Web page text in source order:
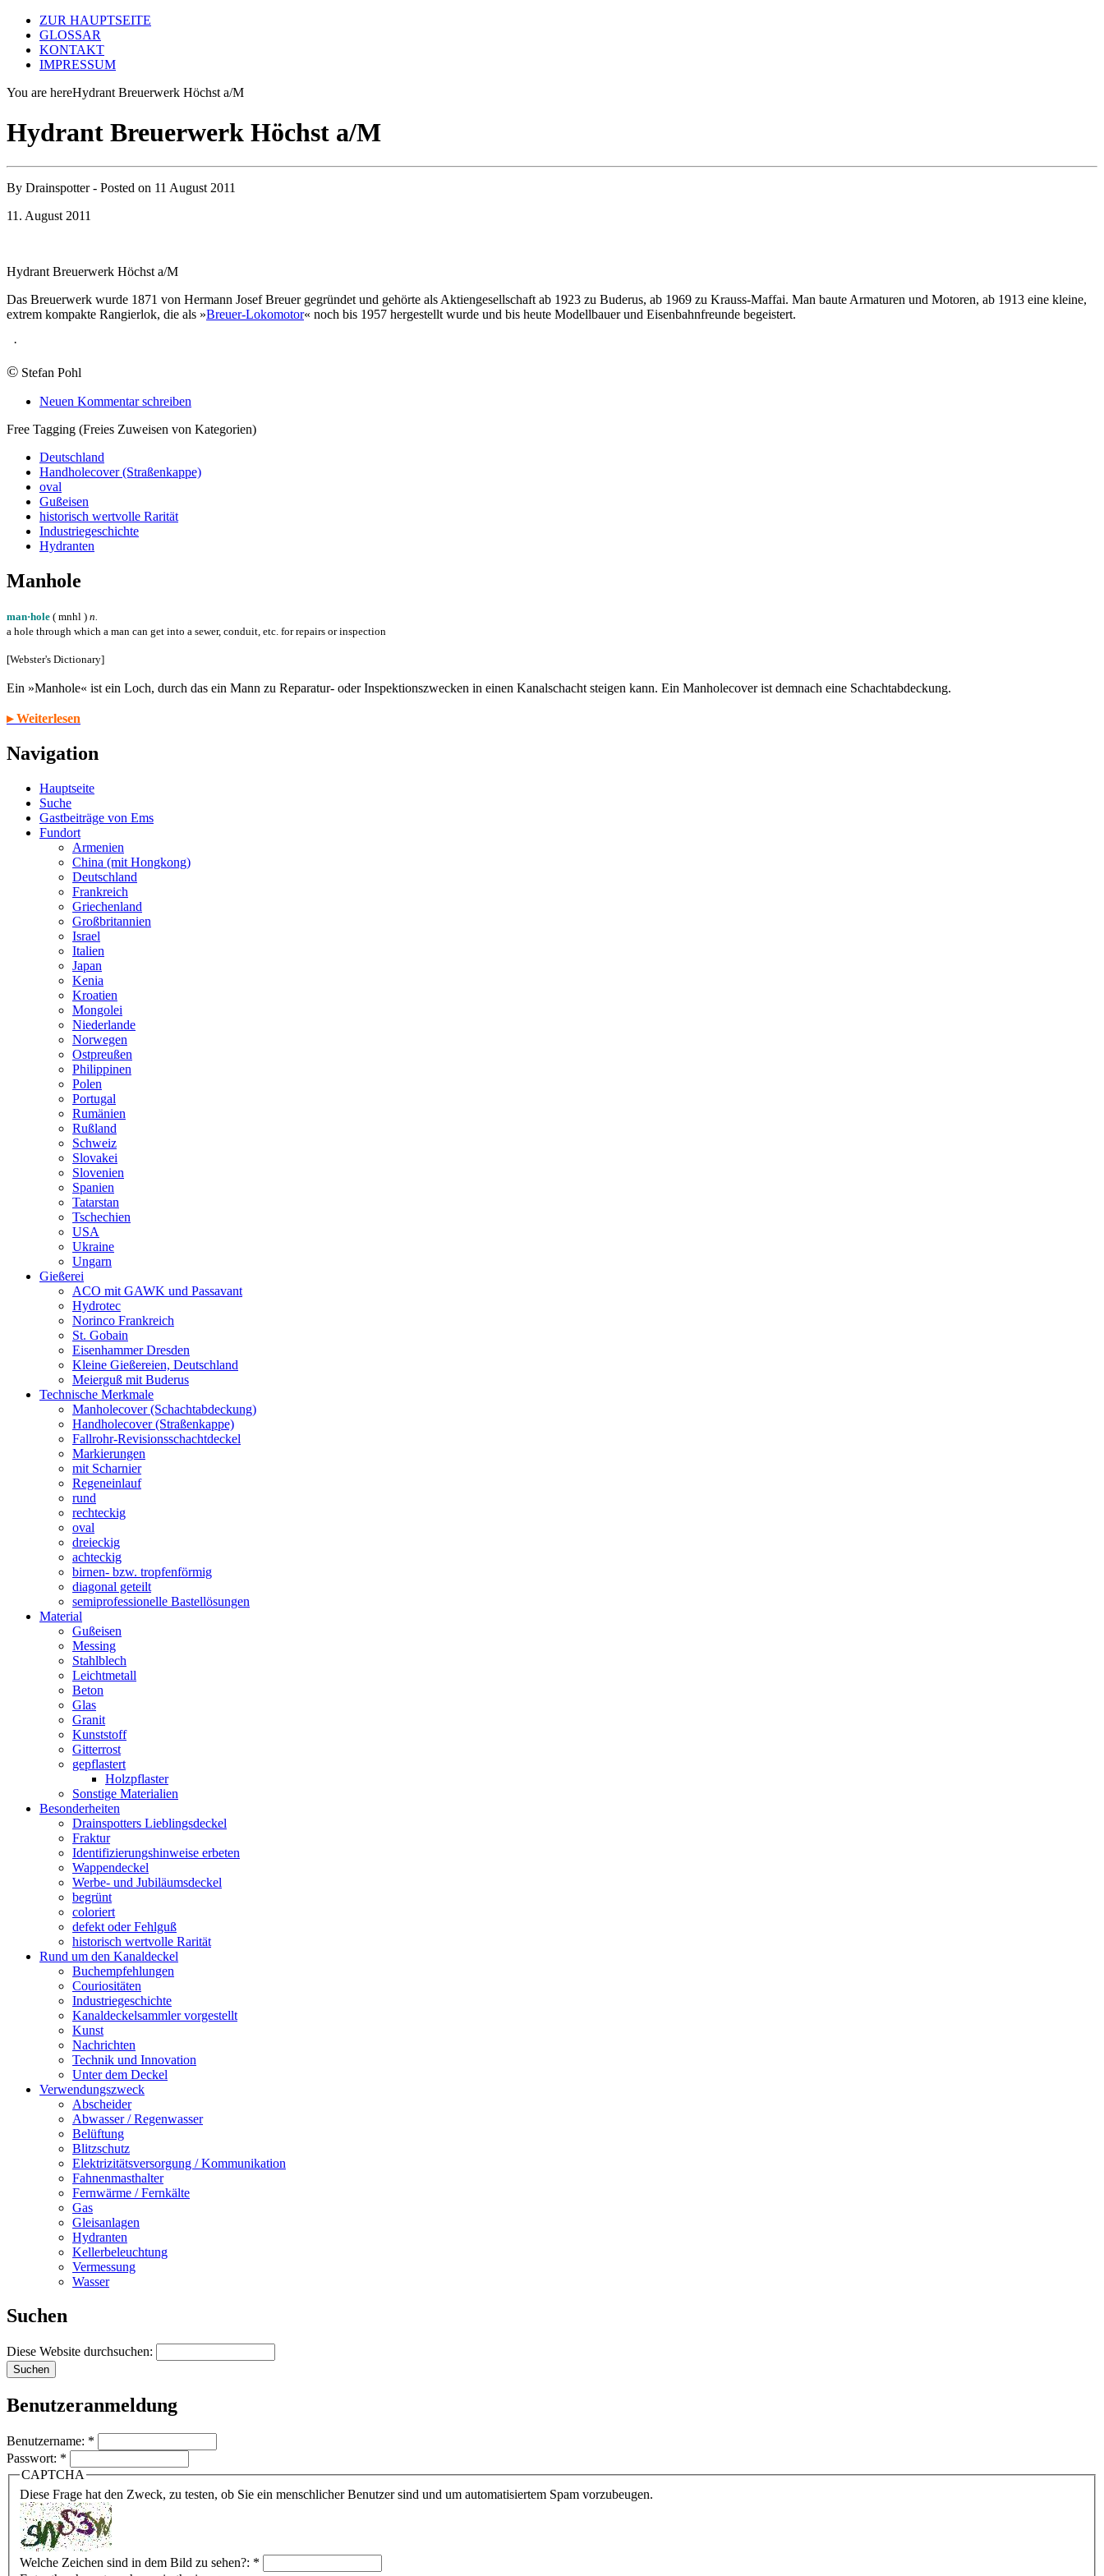
ZUR HAUPTSEITE
GLOSSAR
KONTAKT
IMPRESSUM
You are hereHydrant Breuerwerk Höchst a/M
Hydrant Breuerwerk Höchst a/M
By Drainspotter- Posted on 11 August 2011
11. August 2011
Hydrant Breuerwerk Höchst a/M
Das Breuerwerk wurde 1871 von Hermann Josef Breuer gegründet und gehörte als Aktiengesellschaft ab 1923 zu Buderus, ab 1969 zu Krauss-Maffai. Man baute Armaturen und Motoren, ab 1913 eine kleine,
extrem kompakte Rangierlok, die als »Breuer-Lokomotor« noch bis 1957 hergestellt wurde und bis heute Modellbauer und Eisenbahnfreunde begeistert.
·
© Stefan Pohl
Neuen Kommentar schreiben
Free Tagging (Freies Zuweisen von Kategorien)
Deutschland
Handholecover (Straßenkappe)
oval
Gußeisen
historisch wertvolle Rarität
Industriegeschichte
Hydranten
Manhole
man·hole ( mnhl ) n.
a hole through which a man can get into a sewer, conduit, etc. for repairs or inspection
[Webster's Dictionary]
Ein »Manhole« ist ein Loch, durch das ein Mann zu Reparatur- oder Inspektionszwecken in einen Kanalschacht steigen kann. Ein Manholecover ist demnach eine Schachtabdeckung.
▸ Weiterlesen
Navigation
Hauptseite
Suche
Gastbeiträge von Ems
Fundort
Armenien
China (mit Hongkong)
Deutschland
Frankreich
Griechenland
Großbritannien
Israel
Italien
Japan
Kenia
Kroatien
Mongolei
Niederlande
Norwegen
Ostpreußen
Philippinen
Polen
Portugal
Rumänien
Rußland
Schweiz
Slovakei
Slovenien
Spanien
Tatarstan
Tschechien
USA
Ukraine
Ungarn
Gießerei
ACO mit GAWK und Passavant
Hydrotec
Norinco Frankreich
St. Gobain
Eisenhammer Dresden
Kleine Gießereien, Deutschland
Meierguß mit Buderus
Technische Merkmale
Manholecover (Schachtabdeckung)
Handholecover (Straßenkappe)
Fallrohr-Revisionsschachtdeckel
Markierungen
mit Scharnier
Regeneinlauf
rund
rechteckig
oval
dreieckig
achteckig
birnen- bzw. tropfenförmig
diagonal geteilt
semiprofessionelle Bastellösungen
Material
Gußeisen
Messing
Stahlblech
Leichtmetall
Beton
Glas
Granit
Kunststoff
Gitterrost
gepflastert
Holzpflaster
Sonstige Materialien
Besonderheiten
Drainspotters Lieblingsdeckel
Fraktur
Identifizierungshinweise erbeten
Wappendeckel
Werbe- und Jubiläumsdeckel
begrünt
coloriert
defekt oder Fehlguß
historisch wertvolle Rarität
Rund um den Kanaldeckel
Buchempfehlungen
Couriositäten
Industriegeschichte
Kanaldeckelsammler vorgestellt
Kunst
Nachrichten
Technik und Innovation
Unter dem Deckel
Verwendungszweck
Abscheider
Abwasser / Regenwasser
Belüftung
Blitzschutz
Elektrizitätsversorgung / Kommunikation
Fahnenmasthalter
Fernwärme / Fernkälte
Gas
Gleisanlagen
Hydranten
Kellerbeleuchtung
Vermessung
Wasser
Suchen
Diese Website durchsuchen:
Benutzeranmeldung
Benutzername: *
Passwort: *
CAPTCHA
Diese Frage hat den Zweck, zu testen, ob Sie ein menschlicher Benutzer sind und um automatisiertem Spam vorzubeugen.
Welche Zeichen sind in dem Bild zu sehen?: *